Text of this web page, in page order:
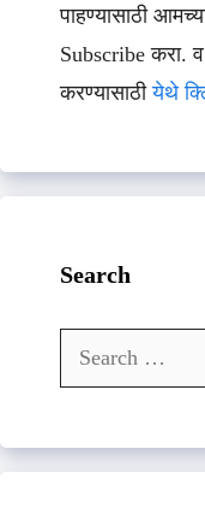
पाहण्यासाठी
Subscribe करा.
करण्यासाठीयेथे
Search
Search
for: